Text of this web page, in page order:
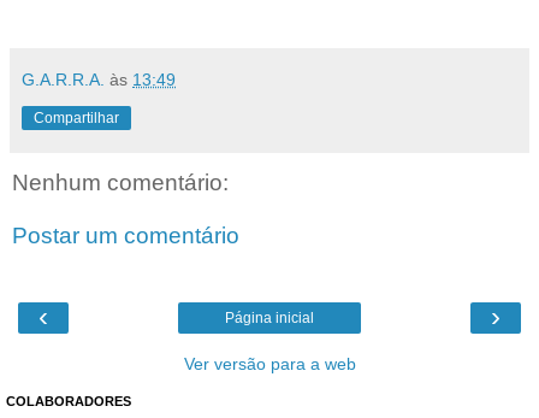
G.A.R.R.A. às 13:49
Compartilhar
Nenhum comentário:
Postar um comentário
‹ ›
Página inicial
Ver versão para a web
COLABORADORES